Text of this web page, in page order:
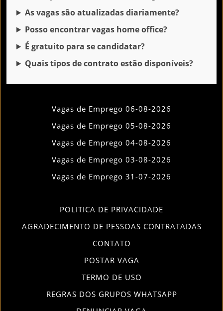
As vagas são atualizadas diariamente?
Posso encontrar vagas home office?
É gratuito para se candidatar?
Quais tipos de contrato estão disponíveis?
Vagas de Emprego 06-08-2026
Vagas de Emprego 05-08-2026
Vagas de Emprego 04-08-2026
Vagas de Emprego 03-08-2026
Vagas de Emprego 31-07-2026
POLITICA DE PRIVACIDADE
AGRADECIMENTO DE PESSOAS CONTRATADAS
CONTATO
POSTAR VAGA
TERMO DE USO
REGRAS DOS GRUPOS WHATSAPP